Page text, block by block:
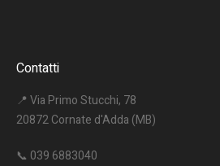
Contatti
📍 Via Primo Stucchi, 78
20872 Cornate d'Adda (MB)
📞 039 6883040